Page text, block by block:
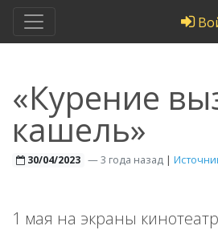
«Курение
кашель»
30/04/2023 —3 года назад |
1 мая на экраны